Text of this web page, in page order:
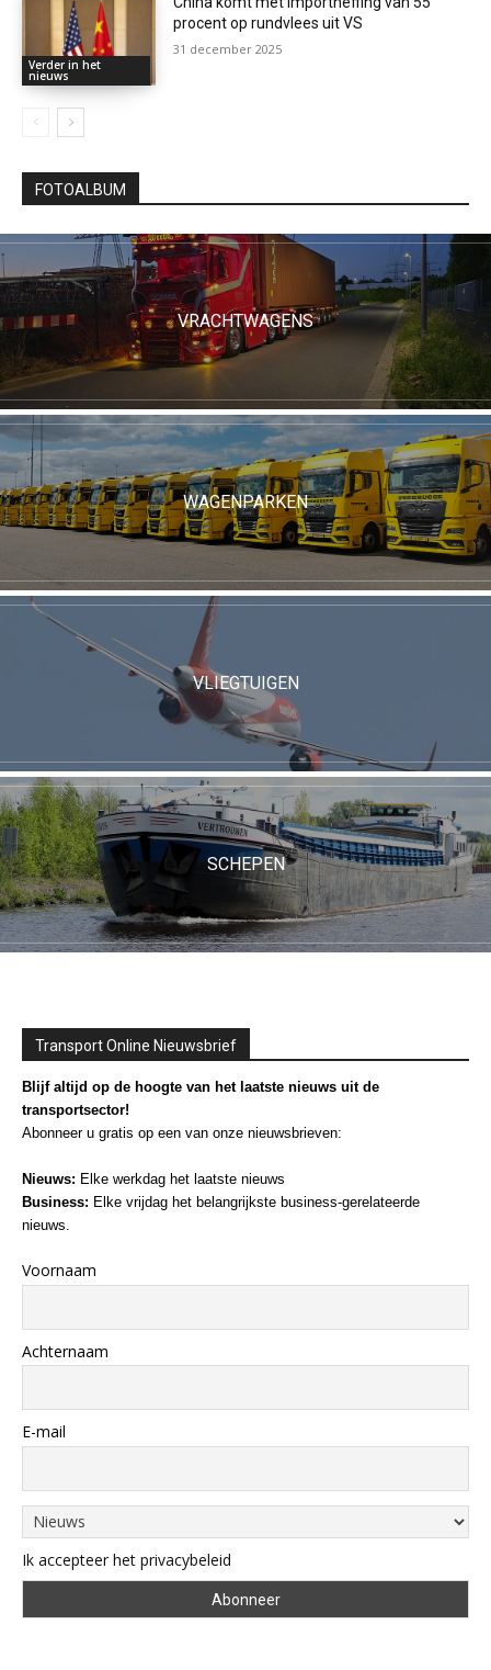
Verder in het
nieuws
procent op rundvlees uit VS
31 december 2025
FOTOALBUM
VRACHTWAGENS
WAGENPARKEN
VLIEGTUIGEN
SCHEPEN
Transport Online Nieuwsbrief
Blijf altijd op de hoogte van het laatste nieuws uit de
transportsector!
Abonneer u gratis op een van onze nieuwsbrieven:
Nieuws: Elke werkdag het laatste nieuws
Business: Elke vrijdag het belangrijkste business-gerelateerde
nieuws.
Voornaam
Achternaam
E-mail
Ik accepteer het privacybeleid